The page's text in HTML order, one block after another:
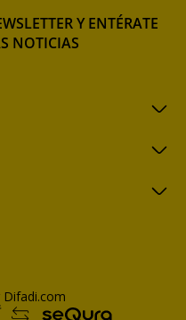
Y ENTÉRATE
NOTICIAS